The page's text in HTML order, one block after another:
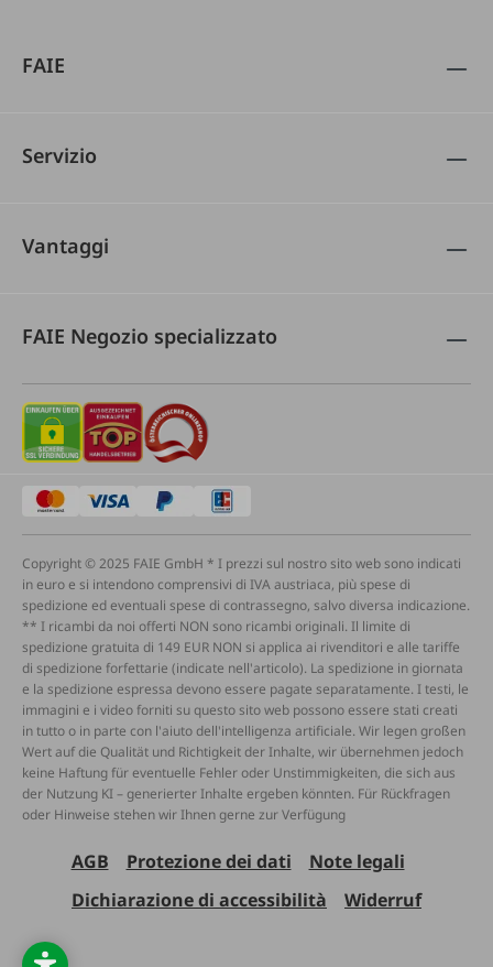
FAIE
Servizio
Vantaggi
FAIE Negozio specializzato
Copyright © 2025 FAIE GmbH * I prezzi sul nostro sito web sono indicati
in euro e si intendono comprensivi di IVA austriaca, più spese di
spedizione ed eventuali spese di contrassegno, salvo diversa indicazione.
** I ricambi da noi offerti NON sono ricambi originali. Il limite di
spedizione gratuita di 149 EUR NON si applica ai rivenditori e alle tariffe
di spedizione forfettarie (indicate nell'articolo). La spedizione in giornata
e la spedizione espressa devono essere pagate separatamente. I testi, le
immagini e i video forniti su questo sito web possono essere stati creati
in tutto o in parte con l'aiuto dell'intelligenza artificiale. Wir legen großen
Wert auf die Qualität und Richtigkeit der Inhalte, wir übernehmen jedoch
keine Haftung für eventuelle Fehler oder Unstimmigkeiten, die sich aus
der Nutzung KI – generierter Inhalte ergeben könnten. Für Rückfragen
oder Hinweise stehen wir Ihnen gerne zur Verfügung
AGB Protezione dei dati
Note legali
Dichiarazione di accessibilità
Widerruf